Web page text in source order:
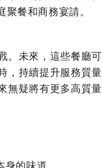
餐和商務宴請。
。未來，這些餐廳可
，持續提升服務質量
無疑將有更多高質量
的味道。